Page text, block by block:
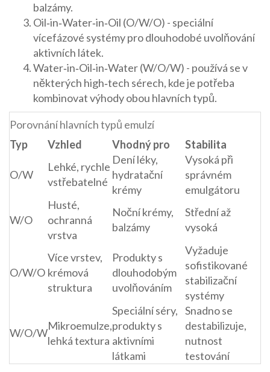
balzámy.
Oil‑in‑Water‑in‑Oil (O/W/O) - speciální
vícefázové systémy pro dlouhodobé uvolňování
aktivních látek.
Water‑in‑Oil‑in‑Water (W/O/W) - používá se v
některých high‑tech sérech, kde je potřeba
kombinovat výhody obou hlavních typů.
Porovnání hlavních typů emulzí
Typ
Vzhled Vhodný pro Stabilita
O/W
Lehké, rychle
vstřebatelné
Dení léky,
hydratační
krémy
Vysoká při
správném
emulgátoru
W/O
Husté,
ochranná
vrstva
Noční krémy,
balzámy
Střední až
vysoká
O/W/O
Více vrstev,
krémová
struktura
Produkty s
dlouhodobým
uvolňováním
Vyžaduje
sofistikované
stabilizační
systémy
W/O/W
Mikroemulze,
lehká textura
Speciální séry,
produkty s
aktivními
látkami
Snadno se
destabilizuje,
nutnost
testování